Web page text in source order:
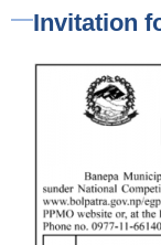
Invitation